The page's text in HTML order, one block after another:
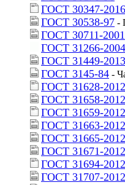
ГОСТ 30347-2016
ГОСТ 30538-97 -
ГОСТ 30711-2001
ГОСТ 31266-2004
ГОСТ 31449-2013
ГОСТ 3145-84 -
ГОСТ 31628-2012
ГОСТ 31658-2012
ГОСТ 31659-2012
ГОСТ 31663-2012
ГОСТ 31665-2012
ГОСТ 31671-2012
ГОСТ 31694-2012
ГОСТ 31707-2012